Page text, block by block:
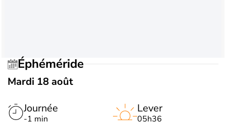
Éphéméride
Mardi 18 août
Journée
-1 min
Lever
05h36